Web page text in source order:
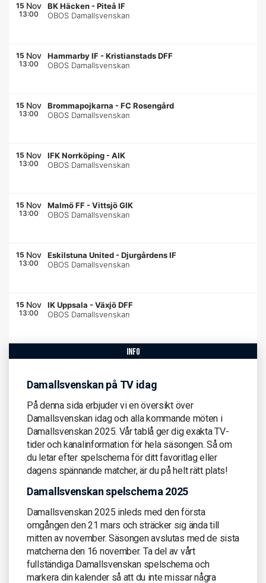
15 Nov
13:00
BK Häcken -Piteå IF
OBOS Damallsvenskan
15 Nov
13:00
Hammarby IF -Kristianstads DFF
OBOS Damallsvenskan
15 Nov
13:00
Brommapojkarna -FC Rosengård
OBOS Damallsvenskan
15 Nov
13:00
IFK Norrköping -AIK
OBOS Damallsvenskan
15 Nov
13:00
Malmö FF -Vittsjö GIK
OBOS Damallsvenskan
15 Nov
13:00
Eskilstuna United -Djurgårdens IF
OBOS Damallsvenskan
15 Nov
13:00
IK Uppsala -Växjö DFF
OBOS Damallsvenskan
info
Damallsvenskan på TV idag
På denna sida erbjuder vi en översikt över
Damallsvenskan idag och alla kommande möten i
Damallsvenskan 2025. Vår tablå ger dig exakta TV-
tider och kanalinformation för hela säsongen. Så om
du letar efter spelschema för ditt favoritlag eller
dagens spännande matcher, är du på helt rätt plats!
Damallsvenskan spelschema 2025
Damallsvenskan 2025 inleds med den första
omgången den 21 mars och sträcker sig ända till
mitten av november. Säsongen avslutas med de sista
matcherna den 16 november. Ta del av vårt
fullständiga Damallsvenskan spelschema och
markera din kalender så att du inte missar några